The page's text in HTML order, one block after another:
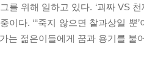
를 위해 일하고 있다. ‘괴짜 VS
이다. “‘죽지 않으면 찰과상일
는 젊은이들에게 꿈과 용기를 불